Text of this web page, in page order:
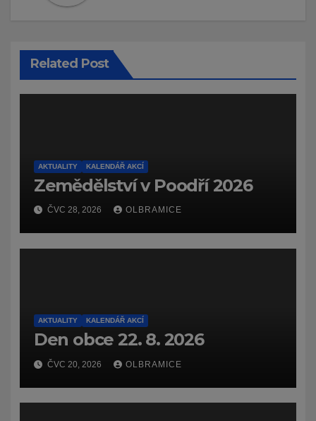
Related Post
AKTUALITY KALENDÁŘ AKCÍ
Zemědělství v Poodří 2026
ČVC 28, 2026 OLBRAMICE
AKTUALITY KALENDÁŘ AKCÍ
Den obce 22. 8. 2026
ČVC 20, 2026 OLBRAMICE